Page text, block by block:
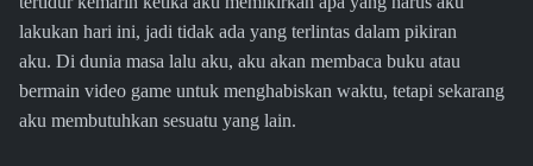
lakukan hari ini, jadi tidak ada yang terlintas dalam pikiran
aku. Di dunia masa lalu aku, aku akan membaca buku atau
bermain video game untuk menghabiskan waktu, tetapi sekarang
aku membutuhkan sesuatu yang lain.